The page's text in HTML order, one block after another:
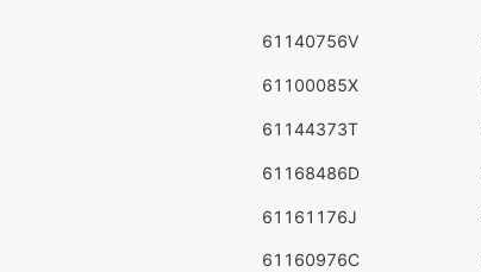
61140756V
61100085X
61144373T
61168486D
61161176J
61160976C